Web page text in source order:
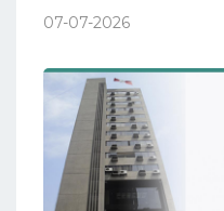
07-07-2026